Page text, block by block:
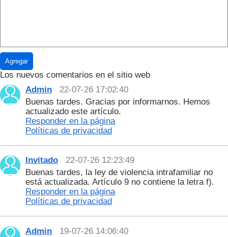
Agregar
Los nuevos comentarios en el sitio web
Admin
22-07-26 17:02:40
Buenas tardes. Gracias por informarnos. Hemos
actualizado este artículo.
Responder en la página
Políticas de privacidad
Invitado
22-07-26 12:23:49
Buenas tardes, la ley de violencia intrafamiliar no
está actualizada. Artículo 9 no contiene la letra f).
Responder en la página
Políticas de privacidad
Admin
19-07-26 14:06:40